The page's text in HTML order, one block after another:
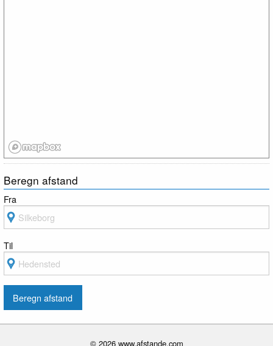
Beregn afstand
Fra
Til
© 2026 www.afstande.com